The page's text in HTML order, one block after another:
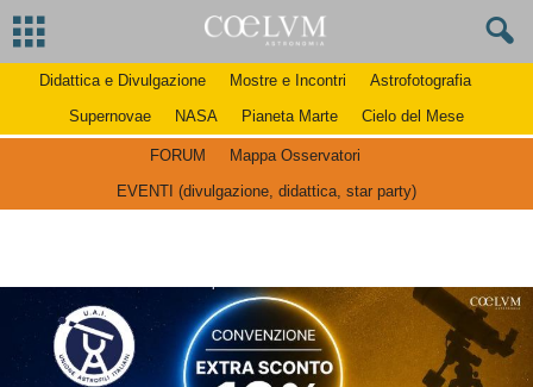
Didattica e Divulgazione Mostre e Incontri
Astrofotografia
Supernovae
NASA Pianeta Marte Cielo del Mese
FORUM
Mappa Osservatori
EVENTI (divulgazione, didattica, star party)